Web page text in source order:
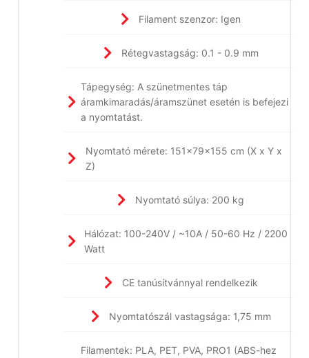
Filament szenzor: Igen
Rétegvastagság: 0.1 - 0.9 mm
Tápegység: A szünetmentes táp
áramkimaradás/áramszünet esetén is befejezi
a nyomtatást.
Nyomtató mérete: 151x79x155 cm (X x Y x
Z)
Nyomtató súlya: 200 kg
Hálózat: 100-240V / ~10A / 50-60 Hz / 2200
Watt
CE tanúsítvánnyal rendelkezik
Nyomtatószál vastagsága: 1,75 mm
Filamentek: PLA, PET, PVA, PRO1 (ABS-hez